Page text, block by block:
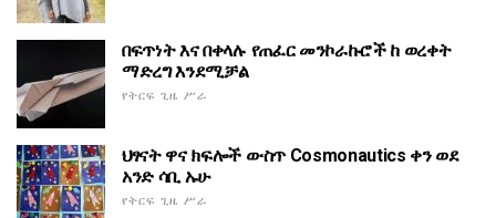
በፍጥነት እና በቀላሉ የጠፈር መንኮራኩሮች ከ ወረቀት
ማድረግ እንደሚቻል
የትርፍ ጊዜ ሥራ
ህፃናት ዋና ክፍሎች ውስጥ Cosmonautics ቀን ወደ
አንድ ሳቢ ኡሁ
የትርፍ ጊዜ ሥራ